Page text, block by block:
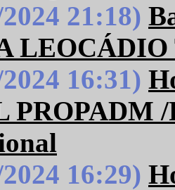
21:18)
16:31)
PROPADM /
16:29)